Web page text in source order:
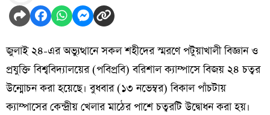
জুলাই ২৪-এর অভ্যুত্থানে সকল শহীদের স্মরণে পটুয়াখালী বিজ্ঞান ও
প্রযুক্তি বিশ্ববিদ্যালয়ের (পবিপ্রবি) বরিশাল ক্যাম্পাসে বিজয় ২৪ চত্বর
উন্মোচন করা হয়েছে। বুধবার (১৩ নভেম্বর) বিকাল পাঁচটায়
ক্যাম্পাসের কেন্দ্রীয় খেলার মাঠের পাশে চত্বরটি উদ্বোধন করা হয়।